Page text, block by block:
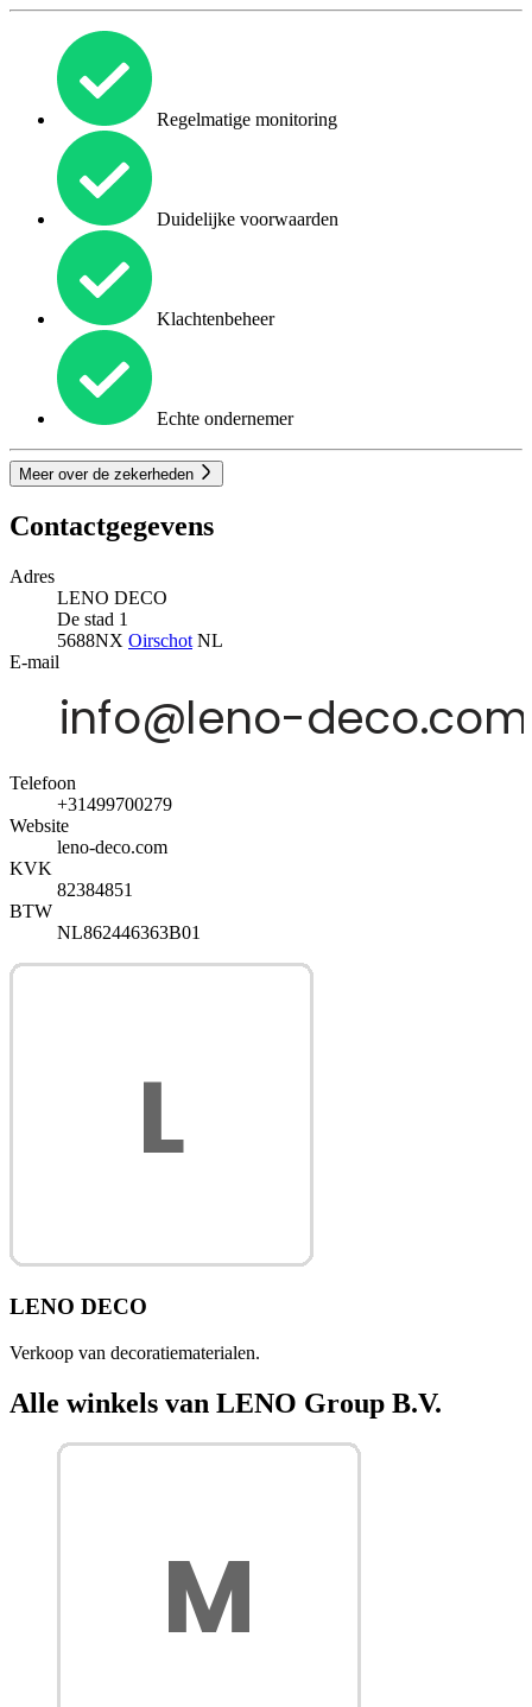
Regelmatige monitoring
Duidelijke voorwaarden
Klachtenbeheer
Echte ondernemer
Meer over de zekerheden
Contactgegevens
Adres
LENO DECO
De stad 1
5688NX Oirschot NL
E-mail
Telefoon
+31499700279
Website
leno-deco.com
KVK
82384851
BTW
NL862446363B01
LENO DECO
Verkoop van decoratiematerialen.
Alle winkels van LENO Group B.V.